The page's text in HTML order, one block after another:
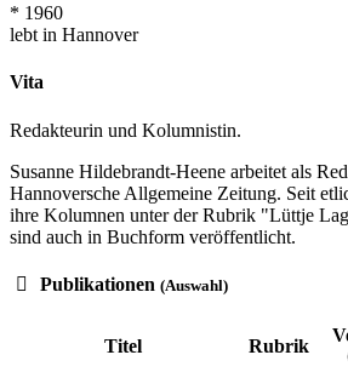
* 1960
lebt in Hannover
Vita
Redakteurin und Kolumnistin.
Susanne Hildebrandt-Heene arbeitet als
Hannoversche Allgemeine Zeitung. Seit
ihre Kolumnen unter der Rubrik "Lüttje
sind auch in Buchform veröffentlicht.
Publikationen (Auswahl)
Titel Rubrik